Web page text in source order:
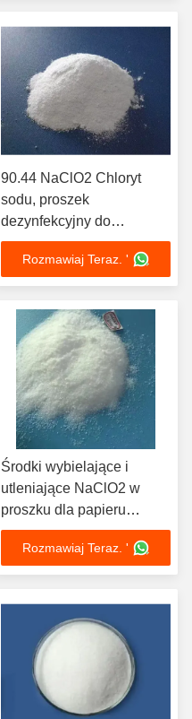
90.44 NaClO2 Chloryt
sodu, proszek
dezynfekcyjny do
oczyszczania ścieków
Rozmawiaj Teraz. '
Środki wybielające i
utleniające NaClO2 w
proszku dla papieru
celulozowego i przemysłu
włókienniczego
Rozmawiaj Teraz. '